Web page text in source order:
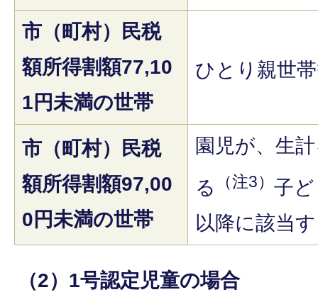
市（町村）民税
額所得割額77,10
1円未満の世帯
ひとり親世
市（町村）民税
額所得割額97,00
0円未満の世帯
園児が、生
る
（注3） 子
以降に該当
（2）1号認定児童の場合